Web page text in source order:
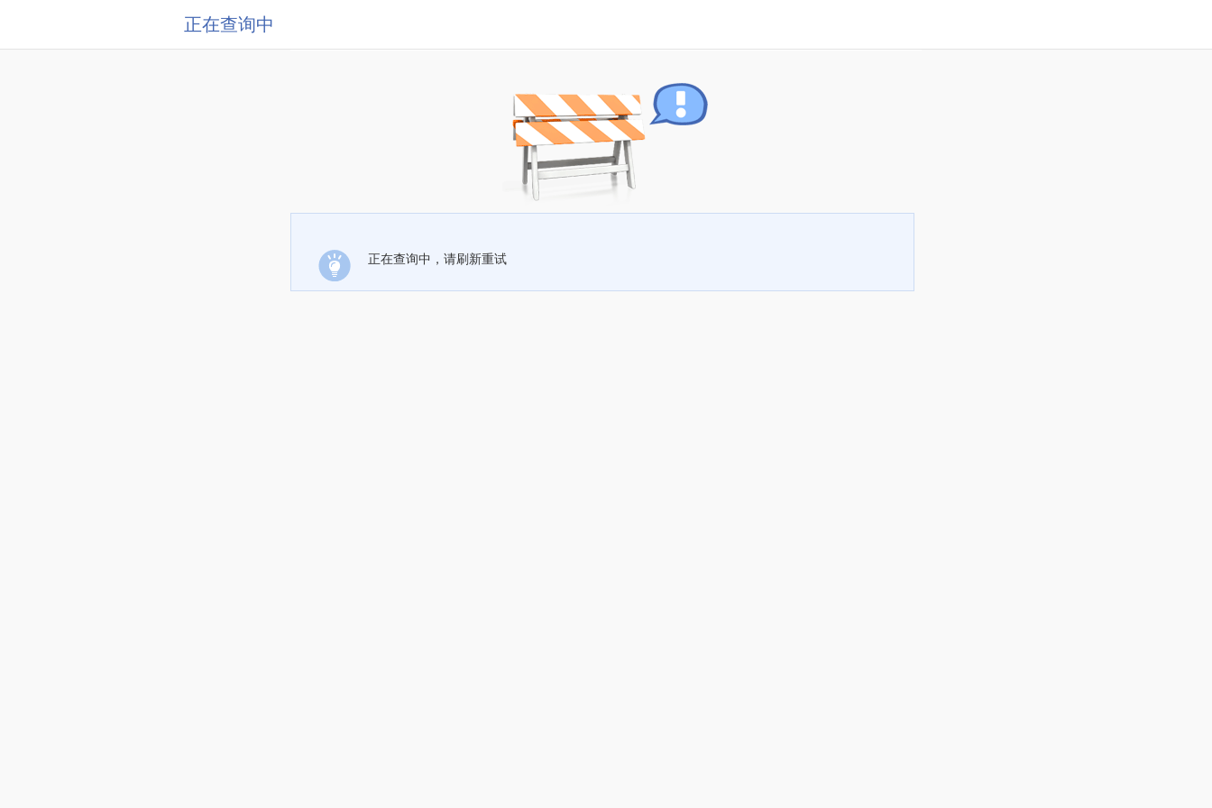
正在查询中
正在查询中，请刷新重试